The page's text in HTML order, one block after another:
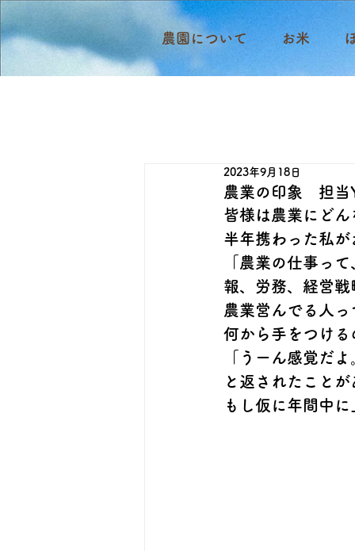
農園について お米
農業の印象 担当
2023年9月18日
皆様は農業にど
半年携わった私
「農業の仕事っ
報、労務、経営
農業営んでる人
何から手をつけ
「うーん感覚だ
と返されたこと
もし仮に年間中